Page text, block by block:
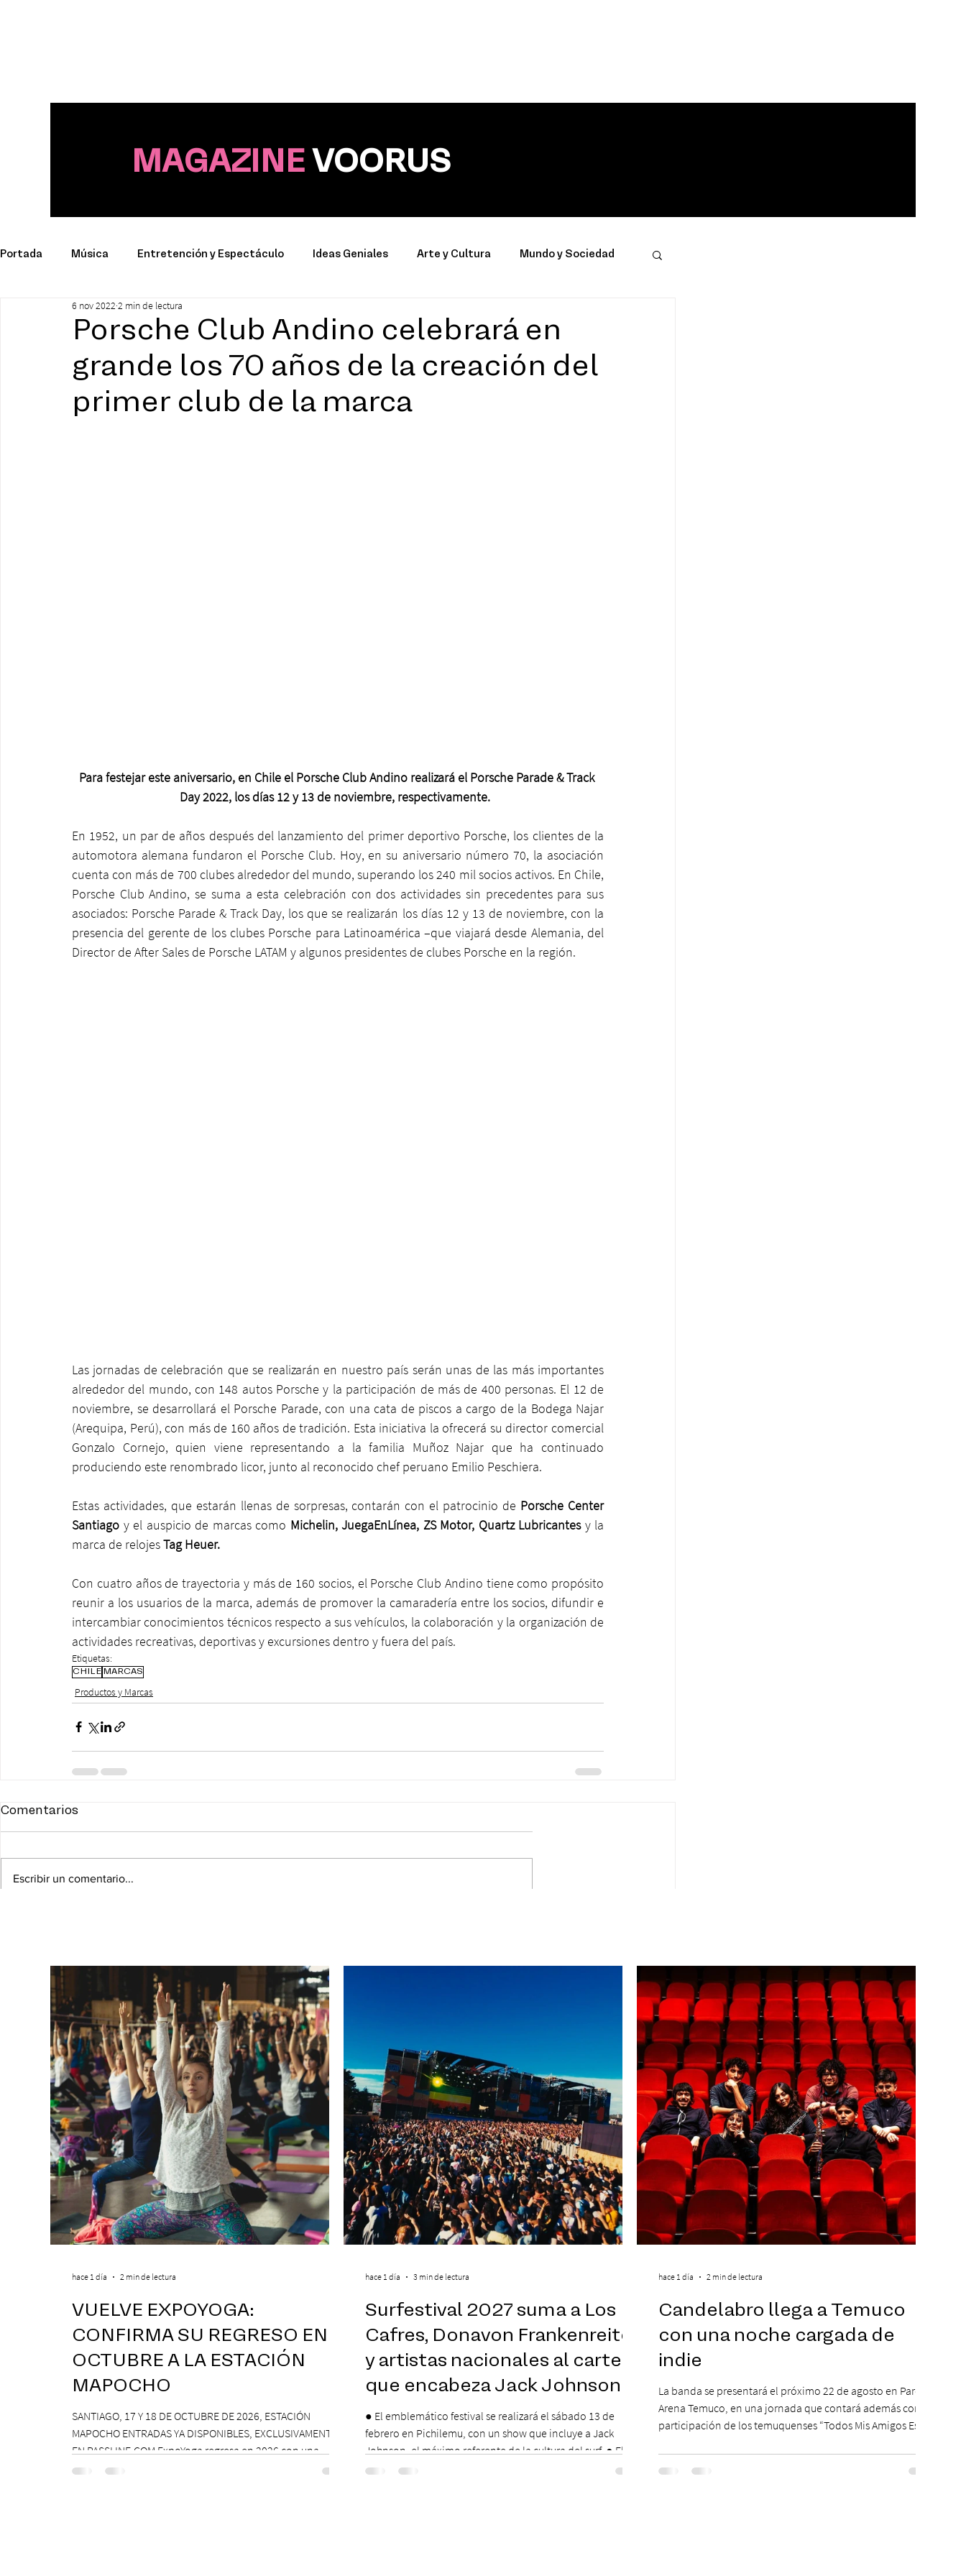
MAGAZINE VOORUS
Portada Música Entretención y Espectáculo Ideas Geniales Arte y Cultura Mundo y Sociedad
Productos y Marcas
Porsche Club Andino celebrará en
grande los 70 años de la creación del
primer club de la marca
6 nov 2022 2 min de lectura
Para festejar este aniversario, en Chile el Porsche Club Andino realizará el Porsche Parade & Track
Day 2022, los días 12 y 13 de noviembre, respectivamente.
En 1952, un par de años después del lanzamiento del primer deportivo Porsche, los clientes de la
automotora alemana fundaron el Porsche Club. Hoy, en su aniversario número 70, la asociación
cuenta con más de 700 clubes alrededor del mundo, superando los 240 mil socios activos. En Chile,
Porsche Club Andino, se suma a esta celebración con dos actividades sin precedentes para sus
asociados: Porsche Parade & Track Day, los que se realizarán los días 12 y 13 de noviembre, con la
presencia del gerente de los clubes Porsche para Latinoamérica –que viajará desde Alemania, del
Director de After Sales de Porsche LATAM y algunos presidentes de clubes Porsche en la región.
Las jornadas de celebración que se realizarán en nuestro país serán unas de las más importantes
alrededor del mundo, con 148 autos Porsche y la participación de más de 400 personas. El 12 de
noviembre, se desarrollará el Porsche Parade, con una cata de piscos a cargo de la Bodega Najar
(Arequipa, Perú), con más de 160 años de tradición. Esta iniciativa la ofrecerá su director comercial
Gonzalo Cornejo, quien viene representando a la familia Muñoz Najar que ha continuado
produciendo este renombrado licor, junto al reconocido chef peruano Emilio Peschiera.
Estas actividades, que estarán llenas de sorpresas, contarán con el patrocinio de Porsche Center
Santiago y el auspicio de marcas como Michelin, JuegaEnLínea, ZS Motor, Quartz Lubricantes y la
marca de relojes Tag Heuer.
Con cuatro años de trayectoria y más de 160 socios, el Porsche Club Andino tiene como propósito
reunir a los usuarios de la marca, además de promover la camaradería entre los socios, difundir e
intercambiar conocimientos técnicos respecto a sus vehículos, la colaboración y la organización de
actividades recreativas, deportivas y excursiones dentro y fuera del país.
Etiquetas:
CHILE MARCAS
Productos y Marcas
Comentarios
Escribir un comentario...
VUELVE EXPOYOGA:
CONFIRMA SU REGRESO EN
OCTUBRE A LA ESTACIÓN
MAPOCHO
SANTIAGO, 17 Y 18 DE OCTUBRE DE 2026, ESTACIÓN
MAPOCHO ENTRADAS YA DISPONIBLES, EXCLUSIVAMENTE
EN PASSLINE.COM ExpoYoga regresa en 2026 con una
edición renovada que reunirá yoga, bienestar y vida
hace 1 día 2 min de lectura
Surfestival 2027 suma a Los
Cafres, Donavon Frankenreiter
y artistas nacionales al cartel
que encabeza Jack Johnson
● El emblemático festival se realizará el sábado 13 de
febrero en Pichilemu, con un show que incluye a Jack
Johnson, el máximo referente de la cultura del surf. ● El
lunes 10 de agosto comienza la Preventa Exclusiva
hace 1 día 3 min de lectura
Candelabro llega a Temuco
con una noche cargada de
indie
La banda se presentará el próximo 22 de agosto en Parque
Arena Temuco, en una jornada que contará además con la
participación de los temuquenses “Todos Mis Amigos Están
será escenario de una noche dedicada al indie con la
presentación de Candelabro, banda que llegará a la capital
hace 1 día 2 min de lectura